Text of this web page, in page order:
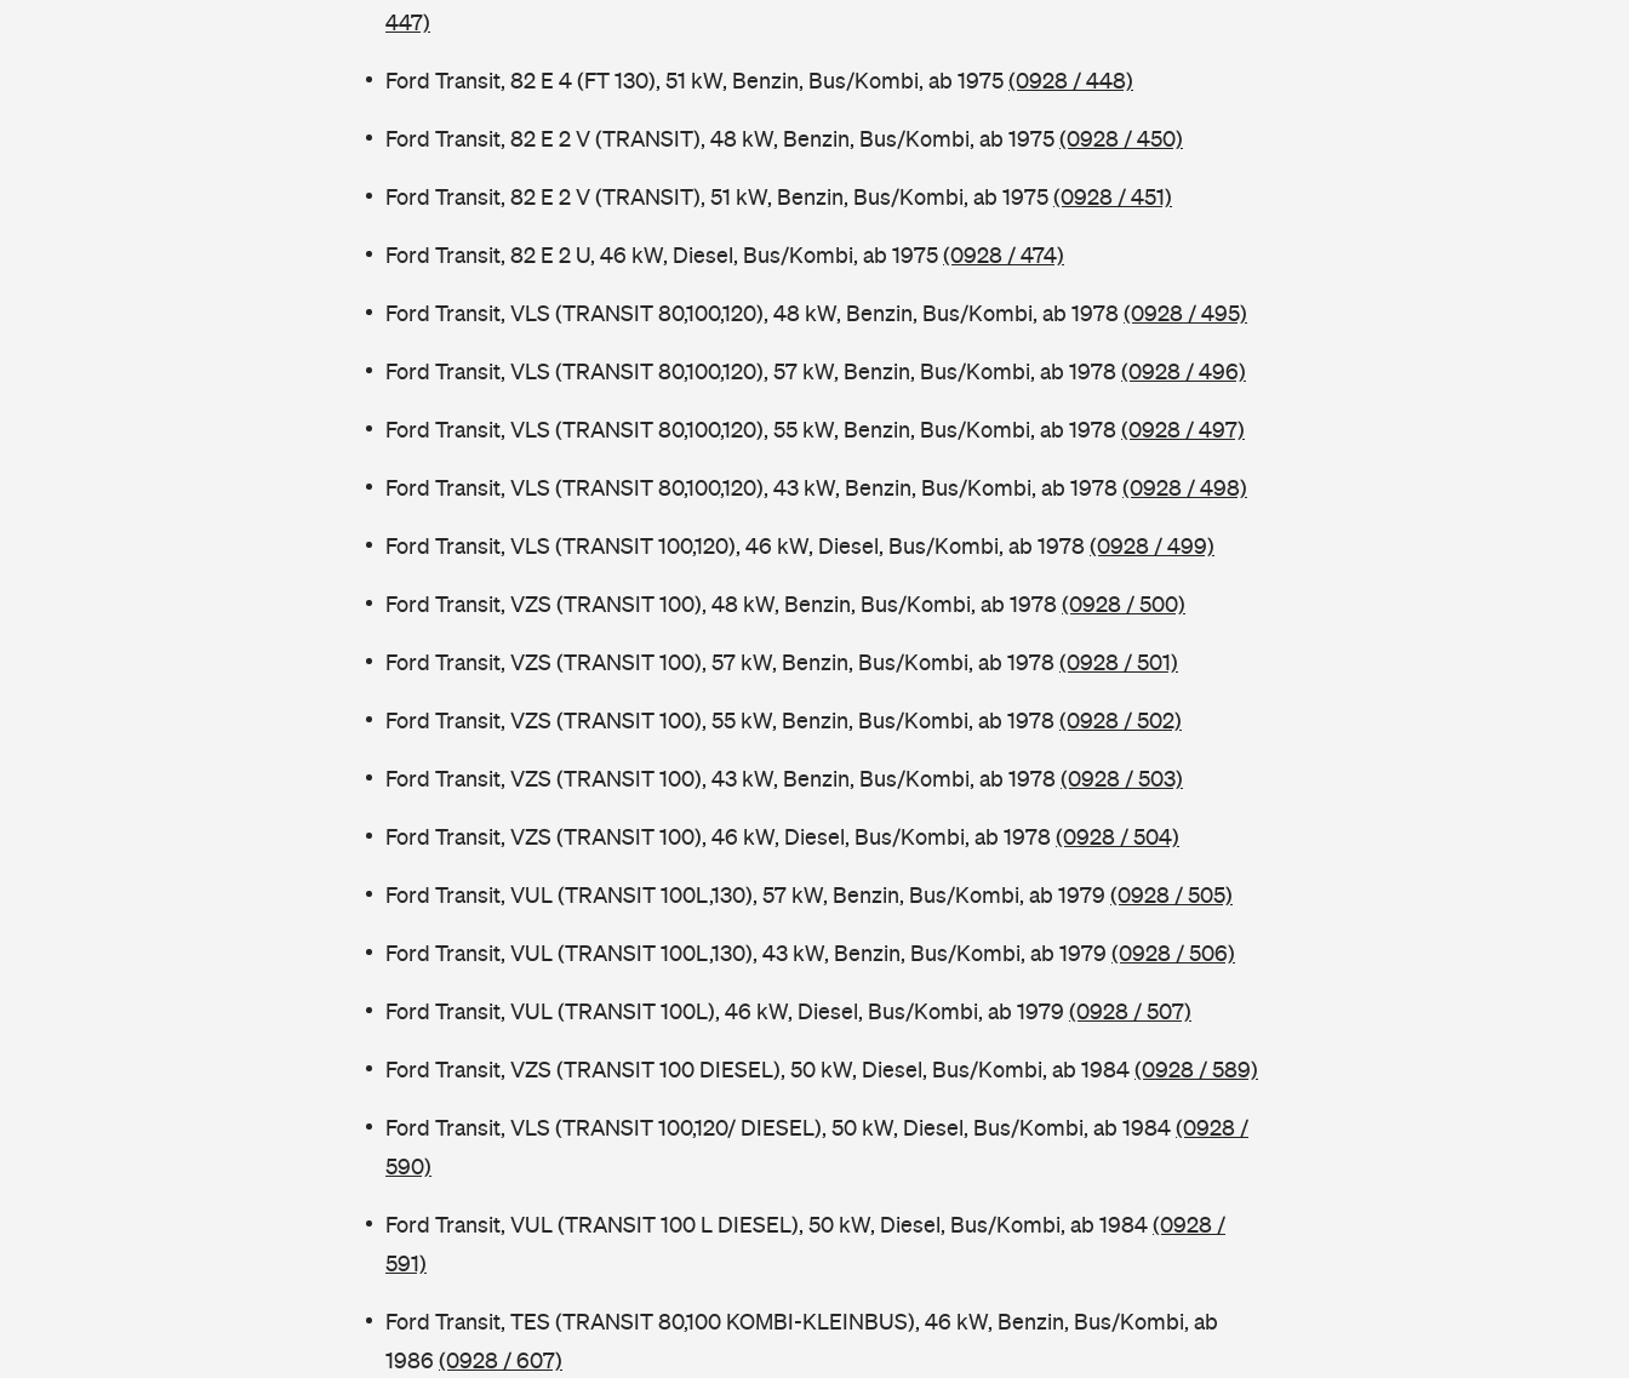
447)
Ford Transit, 82 E 4 (FT 130), 51 kW, Benzin, Bus/Kombi, ab 1975(0928 / 448)
Ford Transit, 82 E 2 V (TRANSIT), 48 kW, Benzin, Bus/Kombi, ab 1975(0928 / 450)
Ford Transit, 82 E 2 V (TRANSIT), 51 kW, Benzin, Bus/Kombi, ab 1975(0928 / 451)
Ford Transit, 82 E 2 U, 46 kW, Diesel, Bus/Kombi, ab 1975(0928 / 474)
Ford Transit, VLS (TRANSIT 80,100,120), 48 kW, Benzin, Bus/Kombi, ab 1978(0928 / 495)
Ford Transit, VLS (TRANSIT 80,100,120), 57 kW, Benzin, Bus/Kombi, ab 1978(0928 / 496)
Ford Transit, VLS (TRANSIT 80,100,120), 55 kW, Benzin, Bus/Kombi, ab 1978(0928 / 497)
Ford Transit, VLS (TRANSIT 80,100,120), 43 kW, Benzin, Bus/Kombi, ab 1978(0928 / 498)
Ford Transit, VLS (TRANSIT 100,120), 46 kW, Diesel, Bus/Kombi, ab 1978(0928 / 499)
Ford Transit, VZS (TRANSIT 100), 48 kW, Benzin, Bus/Kombi, ab 1978(0928 / 500)
Ford Transit, VZS (TRANSIT 100), 57 kW, Benzin, Bus/Kombi, ab 1978(0928 / 501)
Ford Transit, VZS (TRANSIT 100), 55 kW, Benzin, Bus/Kombi, ab 1978(0928 / 502)
Ford Transit, VZS (TRANSIT 100), 43 kW, Benzin, Bus/Kombi, ab 1978(0928 / 503)
Ford Transit, VZS (TRANSIT 100), 46 kW, Diesel, Bus/Kombi, ab 1978(0928 / 504)
Ford Transit, VUL (TRANSIT 100L,130), 57 kW, Benzin, Bus/Kombi, ab 1979 (0928 / 505)
Ford Transit, VUL (TRANSIT 100L,130), 43 kW, Benzin, Bus/Kombi, ab 1979 (0928 / 506)
Ford Transit, VUL (TRANSIT 100L), 46 kW, Diesel, Bus/Kombi, ab 1979 (0928 / 507)
Ford Transit, VZS (TRANSIT 100 DIESEL), 50 kW, Diesel, Bus/Kombi, ab 1984(0928 / 589)
Ford Transit, VLS (TRANSIT 100,120/ DIESEL), 50 kW, Diesel, Bus/Kombi, ab 1984(0928 /
590)
Ford Transit, VUL (TRANSIT 100 L DIESEL), 50 kW, Diesel, Bus/Kombi, ab 1984(0928 /
591)
Ford Transit, TES (TRANSIT 80,100 KOMBI-KLEINBUS), 46 kW, Benzin, Bus/Kombi, ab
1986 (0928 / 607)